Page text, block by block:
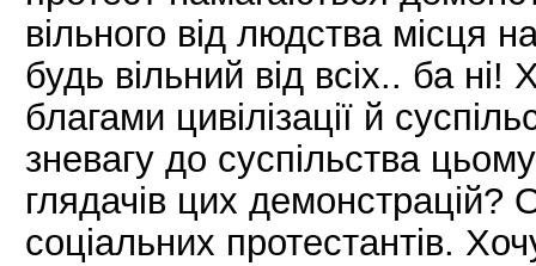
вільного від людства місця
будь вільний від всіх.. ба
благами цивілізації й
зневагу до суспільства
глядачів цих демонстрацій?
соціальних протестантів.